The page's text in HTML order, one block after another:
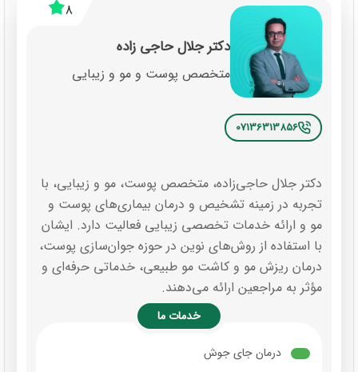
8
دکتر جلال حاجی زاده
متخصص پوست و مو و زیبایی
07136313856
دکتر جلال حاجی‌زاده، متخصص پوست، مو و زیبایی، با
تجربه در زمینه تشخیص و درمان بیماری‌های پوست و
مو و ارائه خدمات تخصصی زیبایی فعالیت دارد. ایشان
با استفاده از روش‌های نوین در حوزه جوان‌سازی پوست،
درمان ریزش مو و کاشت مو طبیعی، خدماتی حرفه‌ای و
مؤثر به مراجعین ارائه می‌دهند.
خدمات ما
درمان جای جوش